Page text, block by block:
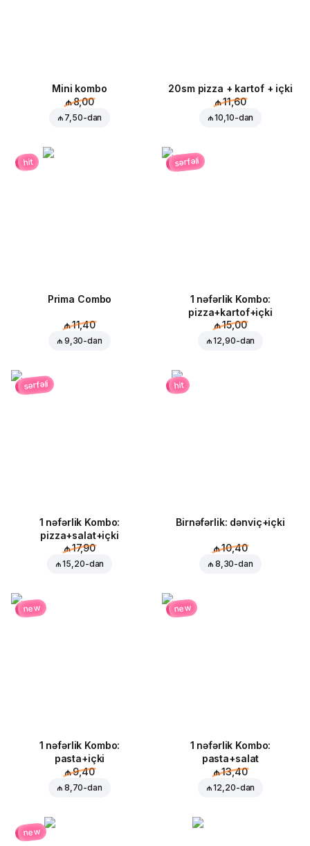
Mini kombo
₼ 8,00
₼ 7,50-dan
20sm pizza + kartof + içki
₼ 11,60
₼ 10,10-dan
hit
Prima Combo
₼ 11,40
₼ 9,30-dan
sərfəli
1 nəfərlik Kombo:
pizza+kartof+içki
₼ 15,00
₼ 12,90-dan
sərfəli
1 nəfərlik Kombo:
pizza+salat+içki
₼ 17,90
₼ 15,20-dan
hit
Birnəfərlik: dənviç+içki
₼ 10,40
₼ 8,30-dan
new
1 nəfərlik Kombo:
pasta+içki
₼ 9,40
₼ 8,70-dan
new
1 nəfərlik Kombo:
pasta+salat
₼ 13,40
₼ 12,20-dan
new